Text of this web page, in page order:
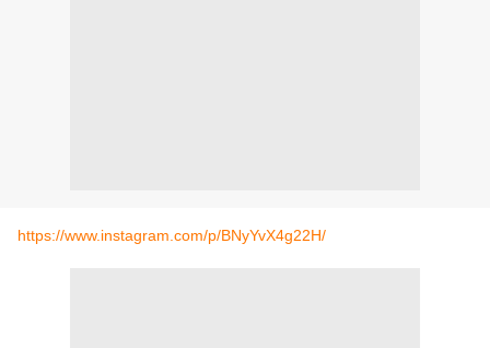
https://www.instagram.com/p/BNyYvX4g22H/